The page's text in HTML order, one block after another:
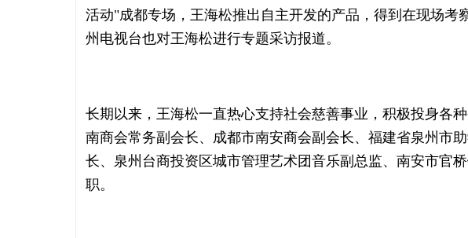
活动"成都专场，王海松推出自主开发的产品，得到在现场考
州电视台也对王海松进行专题采访报道。
长期以来，王海松一直热心支持社会慈善事业，积极投身各
南商会常务副会长、成都市南安商会副会长、福建省泉州市
长、泉州台商投资区城市管理艺术团音乐副总监、南安市官
职。